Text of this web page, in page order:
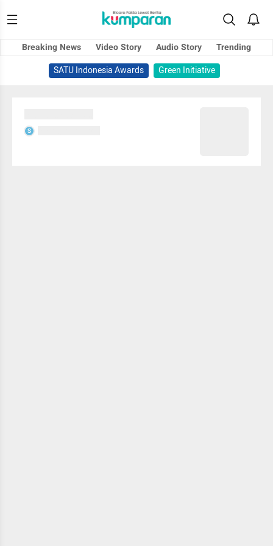
Breaking News Video Story Audio Story
Trending
SATU Indonesia Awards
Green Initiative
S